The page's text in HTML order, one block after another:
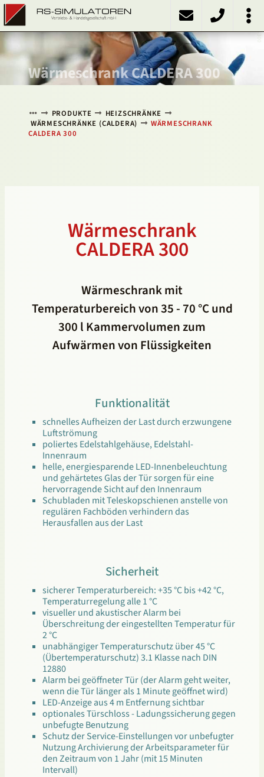
Wärmeschrank CALDERA 300
CALDERA 300
PRODUKTE
HEIZSCHRÄNKE
WÄRMESCHRÄNKE (CALDERA)
WÄRMESCHRANK
CALDERA 300
Wärmeschrank
CALDERA 300
Wärmeschrank mit
Temperaturbereich von 35 - 70 °C und
300 l Kammervolumen zum
Aufwärmen von Flüssigkeiten
Funktionalität
schnelles Aufheizen der Last durch erzwungene
Luftströmung
poliertes Edelstahlgehäuse, Edelstahl-
Innenraum
helle, energiesparende LED-Innenbeleuchtung
und gehärtetes Glas der Tür sorgen für eine
hervorragende Sicht auf den Innenraum
Schubladen mit Teleskopschienen anstelle von
regulären Fachböden verhindern das
Herausfallen aus der Last
Sicherheit
sicherer Temperaturbereich: +35 °C bis +42 °C,
Temperaturregelung alle 1 °C
visueller und akustischer Alarm bei
Überschreitung der eingestellten Temperatur für
2 °C
unabhängiger Temperaturschutz über 45 °C
(Übertemperaturschutz) 3.1 Klasse nach DIN
12880
Alarm bei geöffneter Tür (der Alarm geht weiter,
wenn die Tür länger als 1 Minute geöffnet wird)
LED-Anzeige aus 4 m Entfernung sichtbar
optionales Türschloss - Ladungssicherung gegen
unbefugte Benutzung
Schutz der Service-Einstellungen vor unbefugter
Nutzung Archivierung der Arbeitsparameter für
den Zeitraum von 1 Jahr (mit 15 Minuten
Intervall)
PRODUKTE
Kühlschränke
Kühlinkubatoren
Heizschränke
Klimaschränke
Sonstiges
ÜBER UNS
KONTAKT
NACH OBEN